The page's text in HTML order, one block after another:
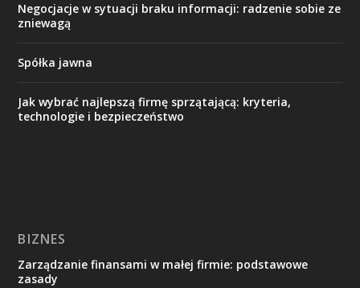
Negocjacje w sytuacji braku informacji: radzenie sobie ze
zniewagą
Spółka jawna
Jak wybrać najlepszą firmę sprzątającą: kryteria,
technologie i bezpieczeństwo
BIZNES
Zarządzanie finansami w małej firmie: podstawowe
zasady